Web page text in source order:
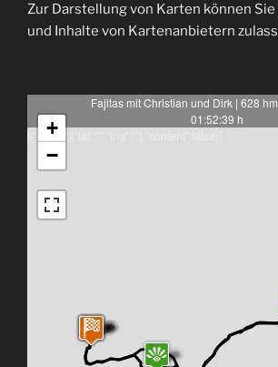
Zur Darstellung von Karten können Sie
und Inhalte von Kartenanbietern
Fajitas mit Christian und Dirk | 628
01:52:39 h
[{"latlng":{"lat":"","lng":""},"content":false}]
+
−